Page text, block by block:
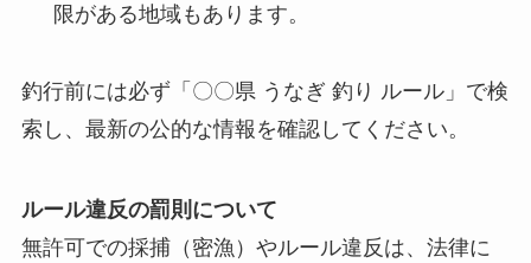
限がある地域もあります。
釣行前には必ず「〇〇県 うなぎ 釣り ルール」で検
索し、最新の公的な情報を確認してください。
ルール違反の罰則について
無許可での採捕（密漁）やルール違反は、法律に